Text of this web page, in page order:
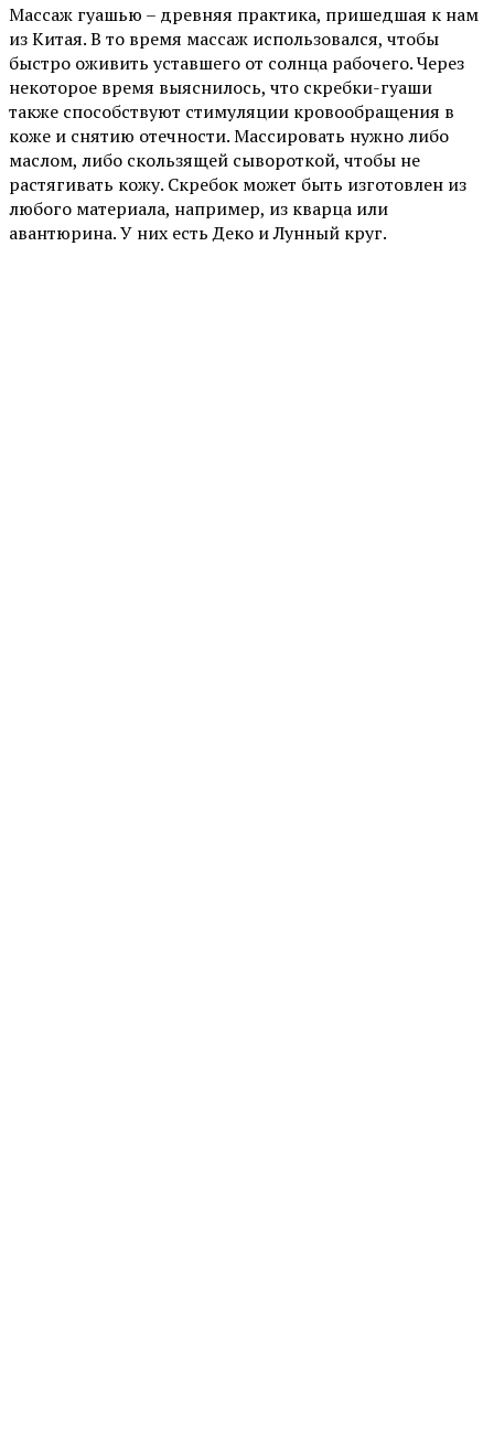
Массаж гуашью – древняя практика, пришедшая к нам
из Китая. В то время массаж использовался, чтобы
быстро оживить уставшего от солнца рабочего. Через
некоторое время выяснилось, что скребки-гуаши
также способствуют стимуляции кровообращения в
коже и снятию отечности. Массировать нужно либо
маслом, либо скользящей сывороткой, чтобы не
растягивать кожу. Скребок может быть изготовлен из
любого материала, например, из кварца или
авантюрина. У них есть Деко и Лунный круг.